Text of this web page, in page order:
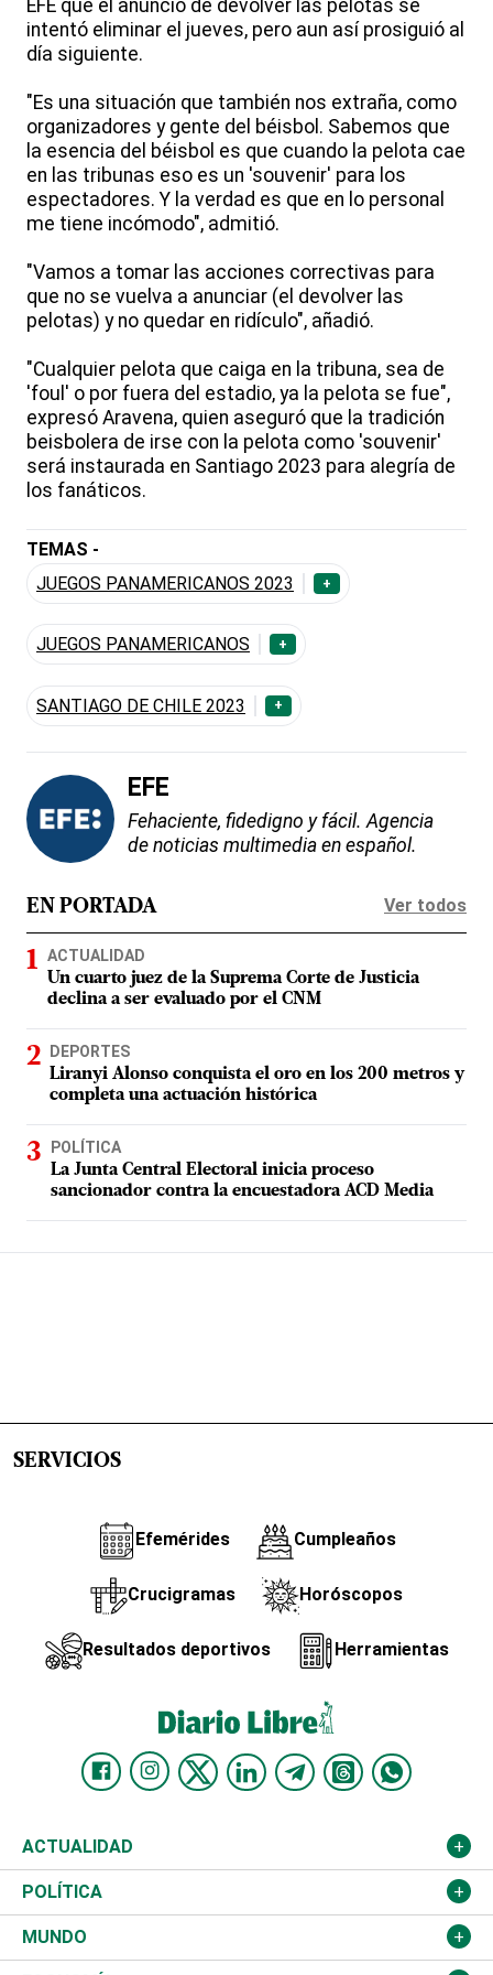
EFE que el anuncio de devolver las pelotas se
intentó eliminar el jueves, pero aun así prosiguió al
día siguiente.
"Es una situación que también nos extraña, como
organizadores y gente del béisbol. Sabemos que
la esencia del béisbol es que cuando la pelota cae
en las tribunas eso es un 'souvenir' para los
espectadores. Y la verdad es que en lo personal
me tiene incómodo", admitió.
"Vamos a tomar las acciones correctivas para
que no se vuelva a anunciar (el devolver las
pelotas) y no quedar en ridículo", añadió.
"Cualquier pelota que caiga en la tribuna, sea de
'foul' o por fuera del estadio, ya la pelota se fue",
expresó Aravena, quien aseguró que la tradición
beisbolera de irse con la pelota como 'souvenir'
será instaurada en Santiago 2023 para alegría de
los fanáticos.
TEMAS -
JUEGOS PANAMERICANOS 2023
+
JUEGOS PANAMERICANOS +
SANTIAGO DE CHILE 2023 +
EFE
Fehaciente, fidedigno y fácil. Agencia
de noticias multimedia en español.
EN PORTADA Ver todos
ACTUALIDAD
Un cuarto juez de la Suprema Corte de Justicia
declina a ser evaluado por el CNM
DEPORTES
Liranyi Alonso conquista el oro en los 200 metros y
completa una actuación histórica
POLÍTICA
La Junta Central Electoral inicia proceso
sancionador contra la encuestadora ACD Media
SERVICIOS
Efemérides Cumpleaños
Crucigramas Horóscopos
Resultados deportivos Herramientas
ACTUALIDAD
Nacional
Ciudad
POLÍTICA
Partidos
MUNDO